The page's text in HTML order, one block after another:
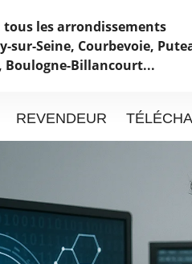
tous les arrondissements
sur-Seine, Courbevoie,
Boulogne-Billancourt...
REVENDEUR